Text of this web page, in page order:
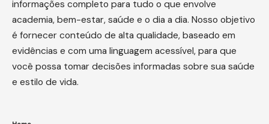
informações completo para tudo o que envolve
academia, bem-estar, saúde e o dia a dia. Nosso objetivo
é fornecer conteúdo de alta qualidade, baseado em
evidências e com uma linguagem acessível, para que
você possa tomar decisões informadas sobre sua saúde
e estilo de vida.